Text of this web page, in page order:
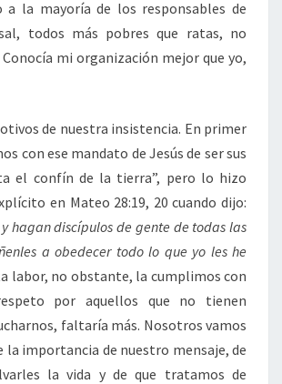
a la mayoría de los responsables de
todos más pobres que ratas, no
mi organización mejor que yo,
de nuestra insistencia. En primer
con ese mandato de Jesús de ser sus
el confín de la tierra”, pero lo hizo
en Mateo 28:19, 20 cuando dijo:
hagan discípulos de gente de todas las
a obedecer todo lo que yo les he
labor, no obstante, la cumplimos con
por aquellos que no tienen
faltaría más. Nosotros vamos
la importancia de nuestro mensaje, de
la vida y de que tratamos de